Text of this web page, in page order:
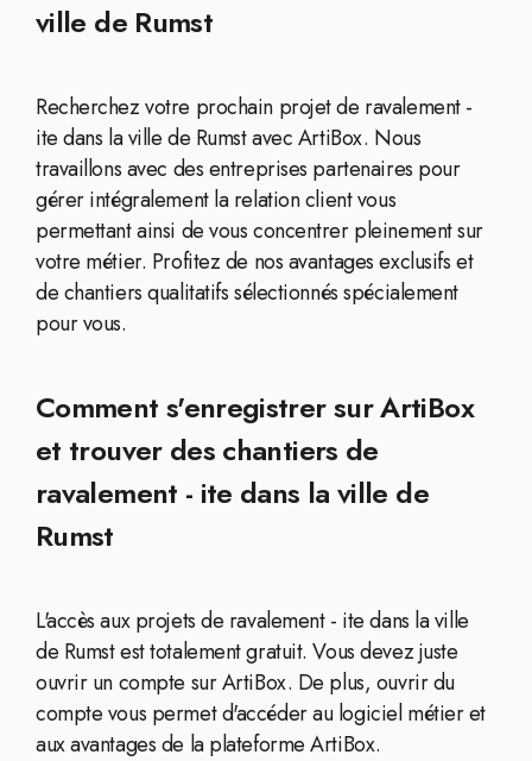
ville de Rumst
Recherchez votre prochain projet de ravalement -
ite dans la ville de Rumst avec ArtiBox. Nous
travaillons avec des entreprises partenaires pour
gérer intégralement la relation client vous
permettant ainsi de vous concentrer pleinement sur
votre métier. Profitez de nos avantages exclusifs et
de chantiers qualitatifs sélectionnés spécialement
pour vous.
Comment s'enregistrer sur ArtiBox
et trouver des chantiers de
ravalement - ite dans la ville de
Rumst
L'accès aux projets de ravalement - ite dans la ville
de Rumst est totalement gratuit. Vous devez juste
ouvrir un compte sur ArtiBox. De plus, ouvrir du
compte vous permet d'accéder au logiciel métier et
aux avantages de la plateforme ArtiBox.